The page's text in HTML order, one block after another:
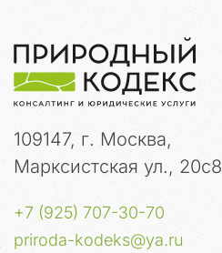
109147, г. Москва,
Марксистская ул., 20с8
+7 (925) 707-30-70
priroda-kodeks@ya.ru
з
м
о
ж
ы
е
п
а
с